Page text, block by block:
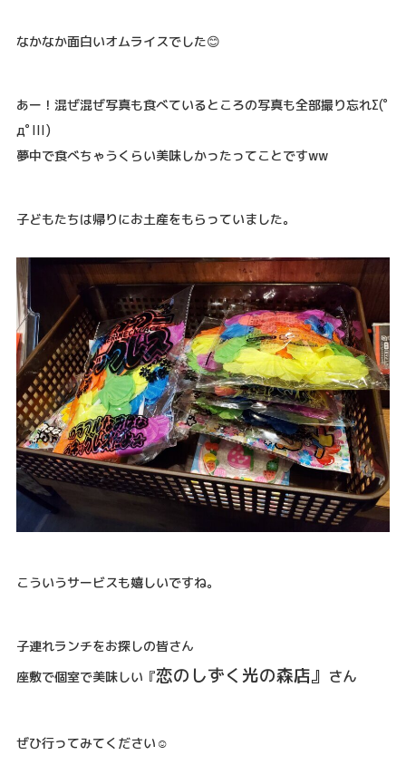
なかなか面白いオムライスでした😊
あー！混ぜ混ぜ写真も食べているところの写真も全部撮り忘れΣ(ﾟ
дﾟlll)
夢中で食べちゃうくらい美味しかったってことですww
子どもたちは帰りにお土産をもらっていました。
こういうサービスも嬉しいですね。
子連れランチをお探しの皆さん
座敷で個室で美味しい『恋のしずく光の森店』 さん
ぜひ行ってみてください☺️